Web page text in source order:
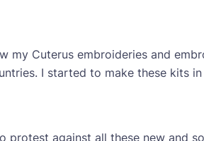
my Cuterus embroideries and
I started to make these kits
against all these new and